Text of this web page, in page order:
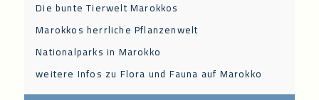
Die bunte Tierwelt Marokkos
Marokkos herrliche Pflanzenwelt
Nationalparks in Marokko
weitere Infos zu Flora und Fauna auf Marokko